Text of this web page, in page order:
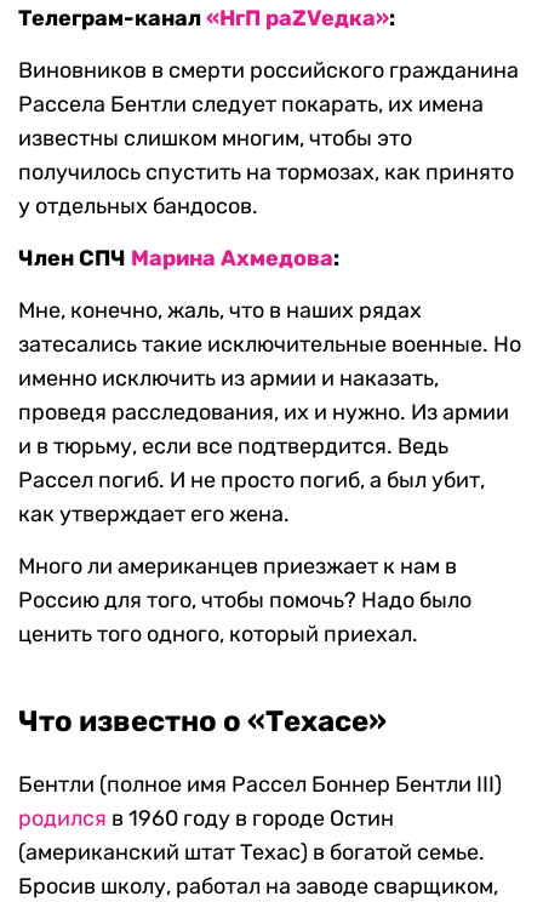
Телеграм-канал«НгП раZVедка»:
Виновников в смерти российского гражданина
Рассела Бентли следует покарать, их имена
известны слишком многим, чтобы это
получилось спустить на тормозах, как принято
у отдельных бандосов.
Член СПЧ Марина Ахмедова:
Мне, конечно, жаль, что в наших рядах
затесались такие исключительные военные. Но
именно исключить из армии и наказать,
проведя расследования, их и нужно. Из армии
и в тюрьму, если все подтвердится. Ведь
Рассел погиб. И не просто погиб, а был убит,
как утверждает его жена.
Много ли американцев приезжает к нам в
Россию для того, чтобы помочь? Надо было
ценить того одного, который приехал.
Что известно о «Техасе»
Бентли (полное имя Рассел Боннер Бентли III)
родился в 1960 году в городе Остин
(американский штат Техас) в богатой семье.
Бросив школу, работал на заводе сварщиком,